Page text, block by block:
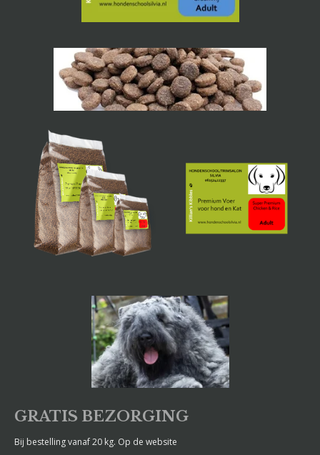
GRATIS BEZORGING
Bij bestelling vanaf 20 kg. Op de website